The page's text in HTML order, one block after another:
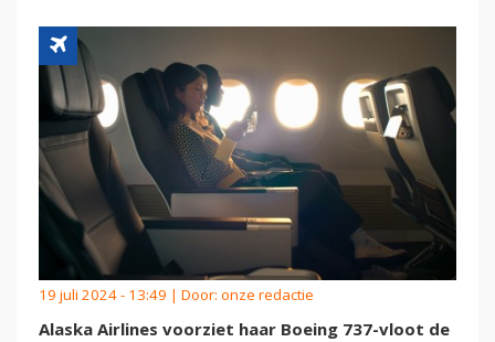
19 juli 2024 - 13:49 | Door: onze redactie
Alaska Airlines voorziet haar Boeing 737-vloot de